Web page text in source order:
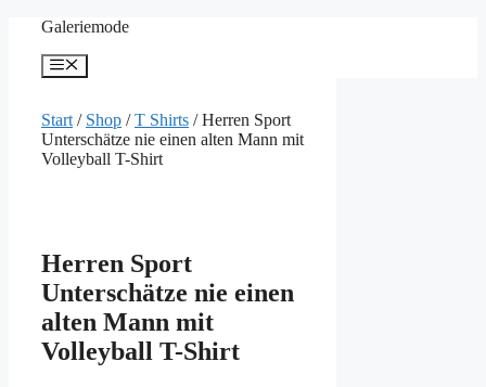
springen
Galeriemode
Menü
Start / Shop /T Shirts / Herren Sport
Unterschätze nie einen alten Mann mit
Volleyball T-Shirt
Herren Sport
Unterschätze nie einen
alten Mann mit
Volleyball T-Shirt